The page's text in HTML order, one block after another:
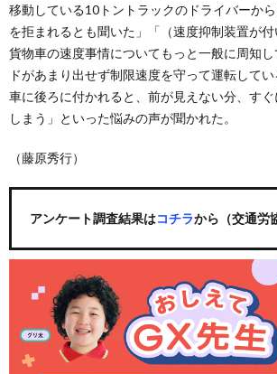
移動している10トントラックのドライバーか
を拒まれるとも聞いた」「（速度抑制装置が
貨物車の速度事情についてもっと一般に周知
ドがあまり出せず制限速度を守って運転して
車に後ろに付かれると、前が見えない分、す
しまう」といった悩みの声が聞かれた。
（藤原秀行）
アンケート調査結果はコチラから（交通労